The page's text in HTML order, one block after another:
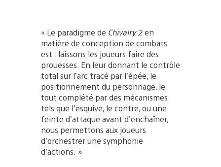
« Le paradigme de Chivalry 2en
matière de conception de combats
est : laissons les joueurs faire des
prouesses. En leur donnant le contrôle
total sur l’arc tracé par l’épée, le
positionnement du personnage, le
tout complété par des mécanismes
tels que l’esquive, le contre, ou une
feinte d’attaque avant d’enchaîner,
nous permettons aux joueurs
d’orchestrer une symphonie
d’actions. »